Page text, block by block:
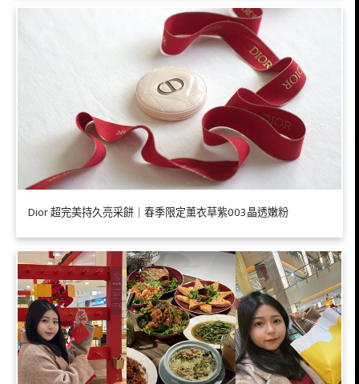
Dior 超完美持久亮采餅｜春季限定薰衣草紫003晶透嫩粉